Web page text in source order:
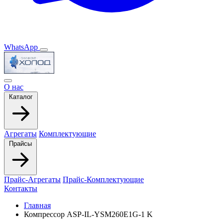
WhatsApp
О нас
Каталог
Агрегаты Комплектующие
Прайсы
Прайс-Агрегаты Прайс-Комплектующие
Контакты
Главная
Компрессор ASP-IL-YSM260E1G-1 K